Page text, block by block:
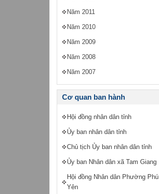
Năm 2011
Năm 2010
Năm 2009
Năm 2008
Năm 2007
Cơ quan ban hành
Hội đồng nhân dân tỉnh
Ủy ban nhân dân tỉnh
Chủ tịch Ủy ban nhân dân tỉnh
Ủy ban Nhân dân xã Tam Giang
Hội đồng Nhân dân Phường Phú
Yên